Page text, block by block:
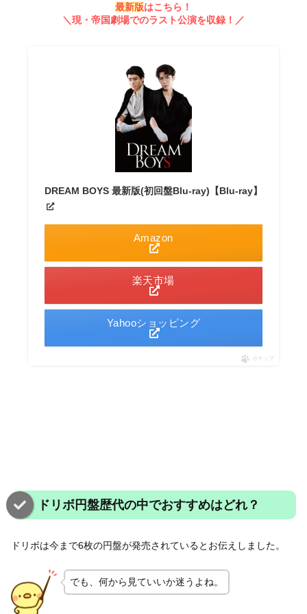
最新版はこちら！
＼現・帝国劇場でのラスト公演を収録！ ／
DREAM BOYS 最新版(初回盤Blu-ray)【Blu-ray】
Amazon
楽天市場
Yahooショッピング
ポチップ
ドリボ円盤歴代の中でおすすめはどれ？
ドリボは今まで6枚の円盤が発売されているとお伝えしました。
でも、何から見ていいか迷うよね。